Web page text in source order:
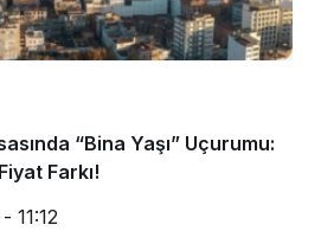
“Bina Yaşı” Uçurumu:
Farkı!
11:12